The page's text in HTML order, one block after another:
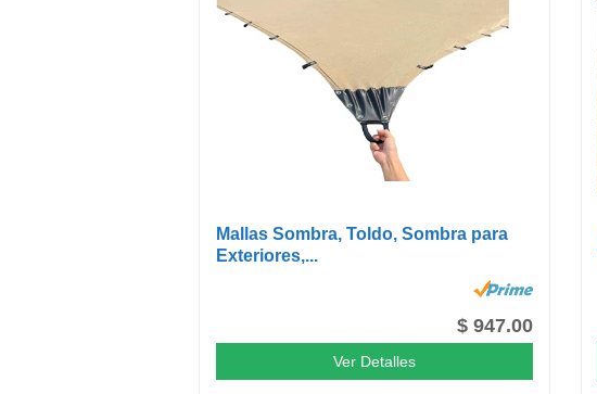
Mallas Sombra, Toldo, Sombra para
Exteriores,...
$ 947.00
Ver Detalles